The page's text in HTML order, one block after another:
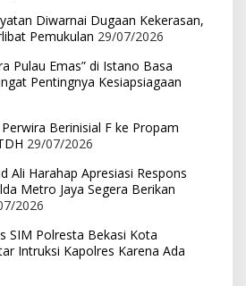
Diwarnai Dugaan Kekerasan,
Pemukulan 29/07/2026
Pulau Emas” di Istano Basa
Pentingnya Kesiapsiagaan
Berinisial F ke Propam
29/07/2026
Ali Harahap Apresiasi Respons
Metro Jaya Segera Berikan
2026
SIM Polresta Bekasi Kota
Intruksi Kapolres Karena Ada